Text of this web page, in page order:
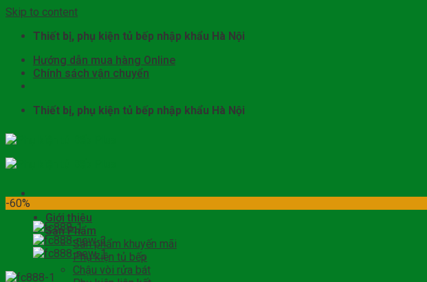
Skip to content
Thiết bị, phụ kiện tủ bếp nhập khẩu Hà Nội
Hướng dẫn mua hàng Online
Chính sách vận chuyển
Thiết bị, phụ kiện tủ bếp nhập khẩu Hà Nội
Giới thiệu
Sản Phẩm
Sản phẩm khuyến mãi
Phụ kiện tủ bếp
Chậu vòi rửa bát
-60%